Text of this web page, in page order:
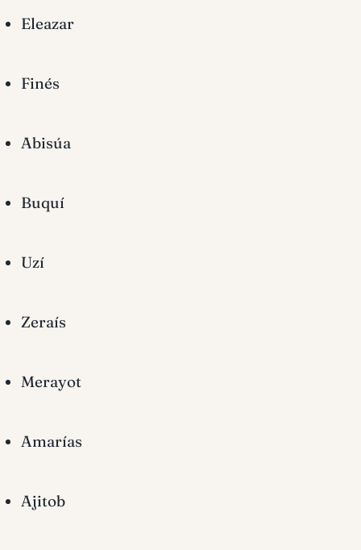
Eleazar
Finés
Abisúa
Buquí
Uzí
Zeraís
Merayot
Amarías
Ajitob